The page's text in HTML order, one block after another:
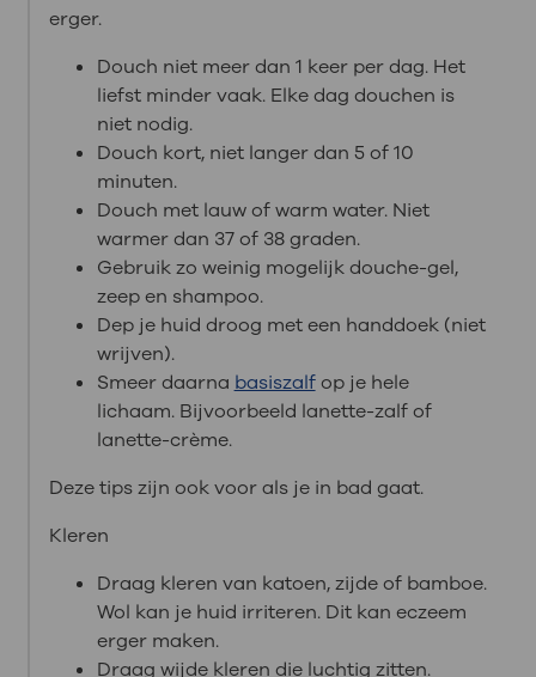
erger.
Douch niet meer dan 1 keer per dag. Het
liefst minder vaak. Elke dag douchen is
niet nodig.
Douch kort, niet langer dan 5 of 10
minuten.
Douch met lauw of warm water. Niet
warmer dan 37 of 38 graden.
Gebruik zo weinig mogelijk douche-gel,
zeep en shampoo.
Dep je huid droog met een handdoek (niet
wrijven).
Smeer daarna basiszalfop je hele
lichaam. Bijvoorbeeld lanette-zalf of
lanette-crème.
Deze tips zijn ook voor als je in bad gaat.
Kleren
Draag kleren van katoen, zijde of bamboe.
Wol kan je huid irriteren. Dit kan eczeem
erger maken.
Draag wijde kleren die luchtig zitten.